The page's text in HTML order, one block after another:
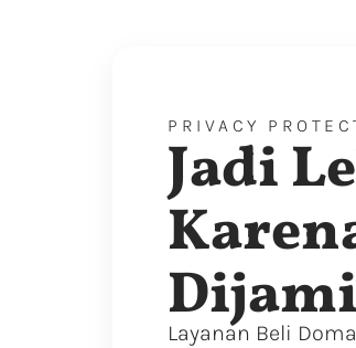
PRIVACY
Jadi
Layanan Beli